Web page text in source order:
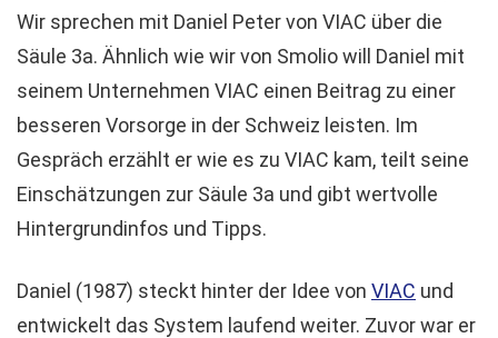
Wir sprechen mit Daniel Peter von VIAC über die
Säule 3a. Ähnlich wie wir von Smolio will Daniel mit
seinem Unternehmen VIAC einen Beitrag zu einer
besseren Vorsorge in der Schweiz leisten. Im
Gespräch erzählt er wie es zu VIAC kam, teilt seine
Einschätzungen zur Säule 3a und gibt wertvolle
Hintergrundinfos und Tipps.
Daniel (1987) steckt hinter der Idee von VIAC und
entwickelt das System laufend weiter. Zuvor war er